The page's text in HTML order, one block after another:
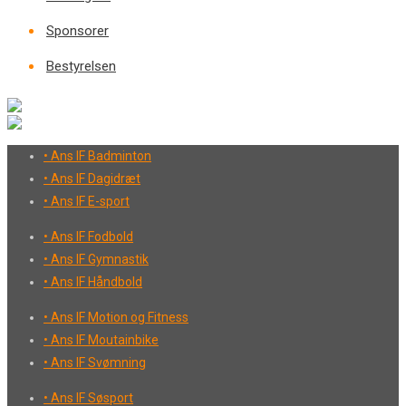
Sponsorer
Bestyrelsen
• Ans IF Badminton
• Ans IF Dagidræt
• Ans IF E-sport
• Ans IF Fodbold
• Ans IF Gymnastik
• Ans IF Håndbold
• Ans IF Motion og Fitness
• Ans IF Moutainbike
• Ans IF Svømning
• Ans IF Søsport